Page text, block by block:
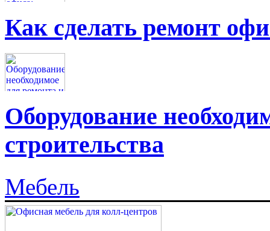
Как сделать ремонт
Оборудование
строительства
Мебель